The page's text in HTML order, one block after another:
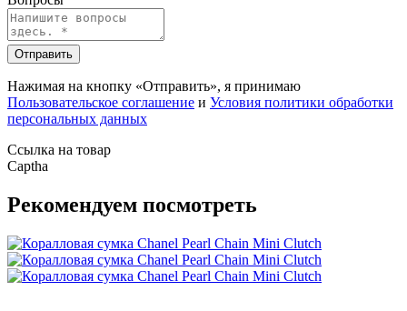
Отправить
Нажимая на кнопку «Отправить», я принимаю
Пользовательское соглашение и Условия политики обработки
персональных данных
Ссылка на товар
Captha
Рекомендуем посмотреть